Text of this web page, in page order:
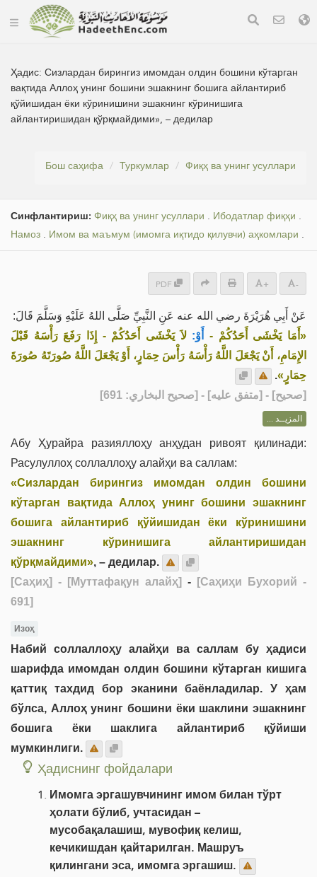
Ҳадис:Сизлардан бирингиз имомдан олдин бошини кўтарган
вақтида Аллоҳ унинг бошини эшакнинг бошига айлантириб
қўйишидан ёки кўринишини эшакнинг кўринишига
айлантиришидан қўрқмайдими», – дедилар
Бош саҳифа Туркумлар Фиқҳ ва унинг усуллари
Синфлантириш: Фиқҳ ва унинг усуллари . Ибодатлар фиқҳи .
Намоз . Имом ва маъмум (имомга иқтидо қилувчи) аҳкомлари .
PDF + -
عَنْ أَبِي هُرَيْرَةَ رضي الله عنه عَنِ النَّبِيِّ صَلَّى اللهُ عَلَيْهِ وَسَلَّمَ قَالَ:
«أَمَا يَخْشَى أَحَدُكُمْ -أَوْ: لاَ يَخْشَى أَحَدُكُمْ - إِذَا رَفَعَ رَأْسَهُ قَبْلَ
الإِمَامِ، أَنْ يَجْعَلَ اللَّهُ رَأْسَهُ رَأْسَ حِمَارٍ، أَوْ يَجْعَلَ اللَّهُ صُورَتَهُ صُورَةَ
حِمَارٍ».
[صحيح] - [متفق عليه] - [صحيح البخاري: 691]
المزيــد ...
Абу Ҳурайра разияллоҳу анҳудан ривоят қилинади:
Расулуллоҳ соллаллоҳу алайҳи ва саллам:
«Сизлардан бирингиз имомдан олдин бошини
кўтарган вақтида Аллоҳ унинг бошини эшакнинг
бошига айлантириб қўйишидан ёки кўринишини
эшакнинг кўринишига айлантиришидан
қўрқмайдими», – дедилар.
[Саҳиҳ] - [Муттафақун алайҳ] -
[Саҳиҳи Бухорий -
691]
Изоҳ
Набий соллаллоҳу алайҳи ва саллам бу ҳадиси
шарифда имомдан олдин бошини кўтарган кишига
қаттиқ тахдид бор эканини баёнладилар. У ҳам
бўлса, Аллоҳ унинг бошини ёки шаклини эшакнинг
бошига ёки шаклига айлантириб қўйиши
мумкинлиги.
Ҳадиснинг фойдалари
Имомга эргашувчининг имом билан тўрт
ҳолати бўлиб, учтасидан –
мусобақалашиш, мувофиқ келиш,
кечикишдан қайтарилган. Машруъ
қилингани эса, имомга эргашиш.